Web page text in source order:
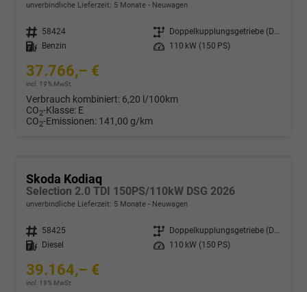
unverbindliche Lieferzeit: 5 Monate Neuwagen
Fahrzeugnr. 58424 Getriebe
Doppelkupplungsgetriebe (DSG)
Kraftstoff
Benzin Leistung 110 kW (150 PS)
37.766,– €
incl. 19% MwSt.
Verbrauch kombiniert: 6,20 l/100km
CO2-Klasse: E
CO2-Emissionen: 141,00 g/km
Skoda Kodiaq
Selection 2.0 TDI 150PS/110kW DSG 2026
unverbindliche Lieferzeit: 5 Monate Neuwagen
Fahrzeugnr. 58425 Getriebe
Doppelkupplungsgetriebe (DSG)
Kraftstoff
Diesel Leistung 110 kW (150 PS)
39.164,– €
incl. 19% MwSt.